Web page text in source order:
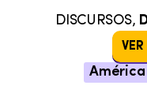
DISCURSOS,
América